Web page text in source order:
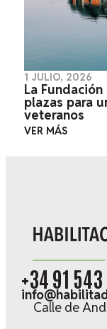
1 JULIO, 2026
La
plazas para
veteranos
VER MÁS
+34 91
Calle de